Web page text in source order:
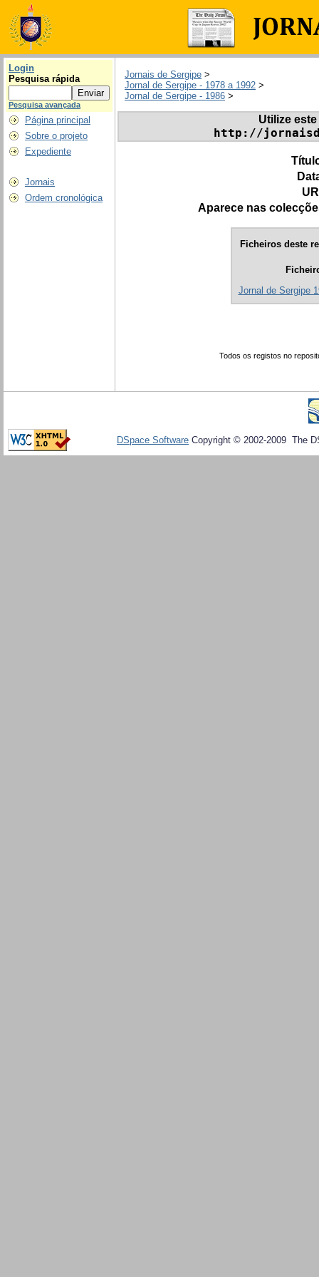
Login
Pesquisa rápida
Pesquisa avançada
Página principal
Sobre o projeto
Expediente
Jornais
Ordem cronológica
Jornais de Sergipe >
Jornal de Sergipe - 1978 a 1992 >
Jornal de Sergipe - 1986 >
Utilize
http://
Aparece nas
Ficheiros deste
Jornal de Sergipe
Todos os registos no
DSpace Software Copyright © 2002-2009 The